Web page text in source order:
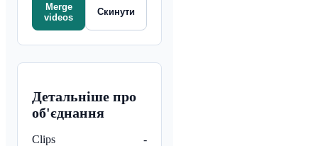
Merge
videos
Скинути
Детальніше про
об'єднання
Clips -